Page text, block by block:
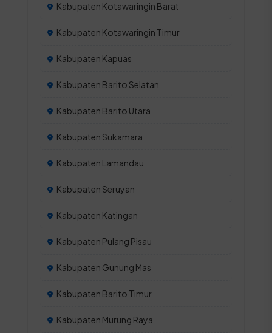
Kabupaten Kotawaringin Barat
Kabupaten Kotawaringin Timur
Kabupaten Kapuas
Kabupaten Barito Selatan
Kabupaten Barito Utara
Kabupaten Sukamara
Kabupaten Lamandau
Kabupaten Seruyan
Kabupaten Katingan
Kabupaten Pulang Pisau
Kabupaten Gunung Mas
Kabupaten Barito Timur
Kabupaten Murung Raya